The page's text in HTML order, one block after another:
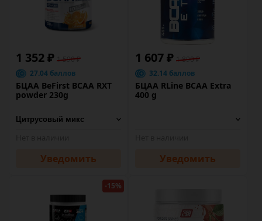
1 352 ₽ 1 590 ₽
27.04 баллов
БЦАА BeFirst BCAA RXT
powder 230g
Уведомить
1 607 ₽ 1 890 ₽
32.14 баллов
БЦАА RLine BCAA Extra
400 g
Уведомить
-15%